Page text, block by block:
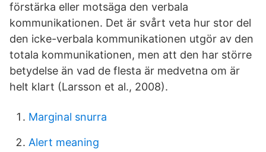
förstärka eller motsäga den verbala
kommunikationen. Det är svårt veta hur stor del
den icke-verbala kommunikationen utgör av den
totala kommunikationen, men att den har större
betydelse än vad de flesta är medvetna om är
helt klart (Larsson et al., 2008).
Marginal snurra
Alert meaning